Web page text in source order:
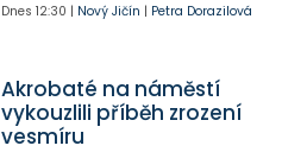
Dnes 12:30 | Nový Jičín | Petra Dorazilová
Akrobaté na náměstí
vykouzlili příběh zrození
vesmíru